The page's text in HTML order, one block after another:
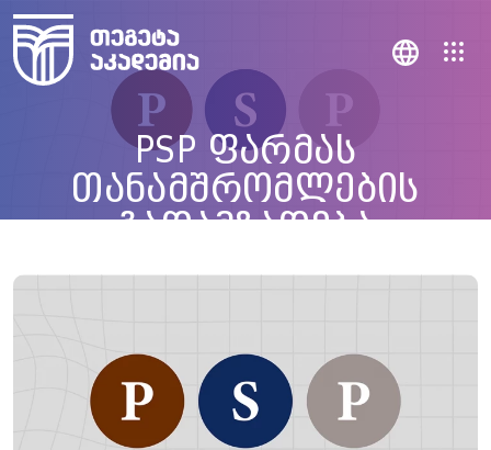
PSP ფარმას
თანამშრომლების
გადამზადება